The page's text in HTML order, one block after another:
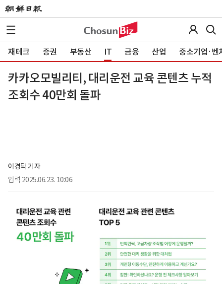
재테크 증권 부동산 IT 금융 산업 중소기업·벤
카카오모빌리티, 대리운전 교육 콘텐츠 누적
조회수 40만회 돌파
이경탁 기자
입력 2025.06.23. 10:06